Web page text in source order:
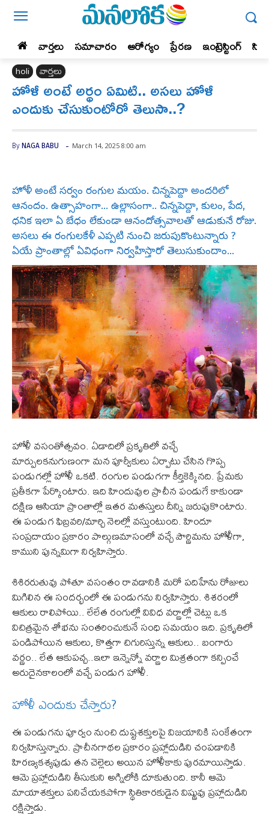
వార్తలు సమాచారం ఆరోగ్యం ప్రేర‌ణ‌ ఇంట్రెస్టింగ్‌
holi వార్తలు
హోళీ అంటే అర్థం ఏమిటి.. అస‌లు హోళీ
ఎందుకు చేసుకుంటోరో తెలుసా..?
By NAGA BABU - March 14, 2025 8:00 am
హోళీ అంటే సర్వం రంగుల మయం. చిన్నపెద్దా అందరిలో
ఆనందం. ఉత్సాహంగా… ఉల్లాసంగా.. చిన్నపెద్దా, కులం, పేద,
ధనిక ఇలా ఏ బేధం లేకుండా ఆనందోత్సవాలతో ఆడుకునే రోజు.
అసలు ఈ రంగులకేళీ ఎప్పటి నుంచి జరుపుకొంటున్నారు ?
ఏయే ప్రాంతాల్లో ఏవిధంగా నిర్వహిస్తారో తెలుసుకుందాం…
హోళీ వసంతోత్సవం. ఏడాదిలో ప్రకృతిలో వచ్చే
మార్పులకనుగుణంగా మన పూర్వీకులు ఏర్పాటు చేసిన గొప్ప
పండుగల్లో హోళీ ఒకటి. రంగుల పండుగగా కీర్తికెక్కినది. ప్రేమకు
ప్రతీకగా పేర్కొంటారు. ఇది హిందువుల ప్రాచీన పండుగే కాకుండా
దక్షిణ ఆసియా ప్రాంతాల్లో ఇతర మతస్తులు దీన్ని జరుపుకొంటారు.
ఈ పండుగ ఫిబ్రవరి/మార్చి నెలల్లో వస్తుంటుంది. హిందూ
సంప్రదాయం ప్రకారం పాల్గుణమాసంలో వచ్చే పౌర్ణిమను హోళీగా,
కాముని పున్నమిగా నిర్వహిస్తారు.
శిశిరరుతువు పోతూ వసంతం రావడానికి మరో పదిహేను రోజులు
మిగిలిన ఈ సందర్భంలో ఈ పండుగను నిర్వహిస్తారు. శిశరంలో
ఆకులు రాలిపోయి.. లేలేత రంగుల్లో వివిధ వర్ణాల్లో చెట్లు ఒక
విచిత్రమైన శోభను సంతరించుకునే సంధి సమయం ఇది. ప్రకృతిలో
పండిపోయిన ఆకులు, కొత్తగా చిగురిస్తున్న ఆకులు.. బంగారు
వర్ణం.. లేత ఆకుపచ్చ..ఇలా ఇన్నెన్నో వర్ణాల మిశ్రతంగా కన్పించే
అరుదైనకాలంలో వచ్చే పండుగ హోళీ.
హోళీ ఎందుకు చేస్తారు?
ఈ పండుగను పూర్వం నుంచి దుష్టశక్తులపై విజయానికి సంకేతంగా
నిర్వహిస్తున్నారు. ప్రాచీనగాథల ప్రకారం ప్రహ్లాదుడిని చంపడానికి
హిరణ్యకశ్యపుడు తన చెల్లెలు అయిన హోళీకాకు పురమాయిస్తాడు.
ఆమె ప్రహ్లాదుడిని తీసుకుని అగ్నిలోకి దూకుతుంది. కానీ ఆమె
మాయాశక్తులు పనిచేయకపోగా స్థితికారకుడైన విష్ణువు ప్రహ్లాదుడిని
రక్షిస్తాడు.